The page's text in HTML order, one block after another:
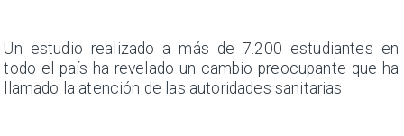
Un estudio realizado a más de 7.200 estudiantes en
todo el país ha revelado un cambio preocupante que ha
llamado la atención de las autoridades sanitarias.